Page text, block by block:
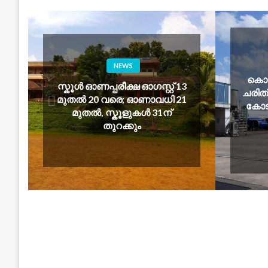
NEWS
ഓണപ്പരീക്ഷ ഓഗസ്റ്റ് 13
20 വരെ; ഓണാവധി 21
മുതൽ, സ്കൂളുകൾ 31ന്
തുറക്കും
BUSINESS
കൊച്ചി
ചരിത്ര റെക്കോർഡ്
കോടി രൂപ, 55%
—